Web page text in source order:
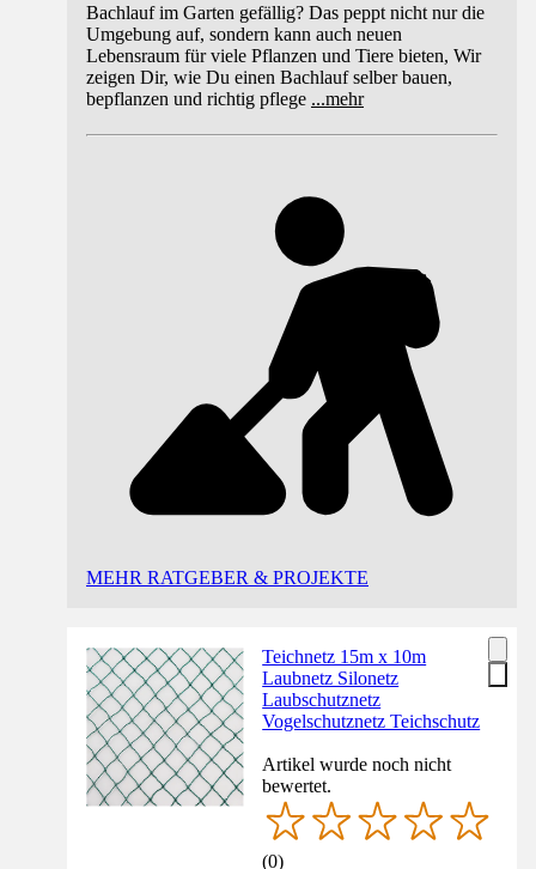
Bachlauf im Garten gefällig? Das peppt nicht nur die
Umgebung auf, sondern kann auch neuen
Lebensraum für viele Pflanzen und Tiere bieten, Wir
zeigen Dir, wie Du einen Bachlauf selber bauen,
bepflanzen und richtig pflege ...mehr
MEHR RATGEBER & PROJEKTE
Teichnetz 15m x 10m
Laubnetz Silonetz
Laubschutznetz
Vogelschutznetz Teichschutz
Artikel wurde noch nicht
bewertet.
(0)